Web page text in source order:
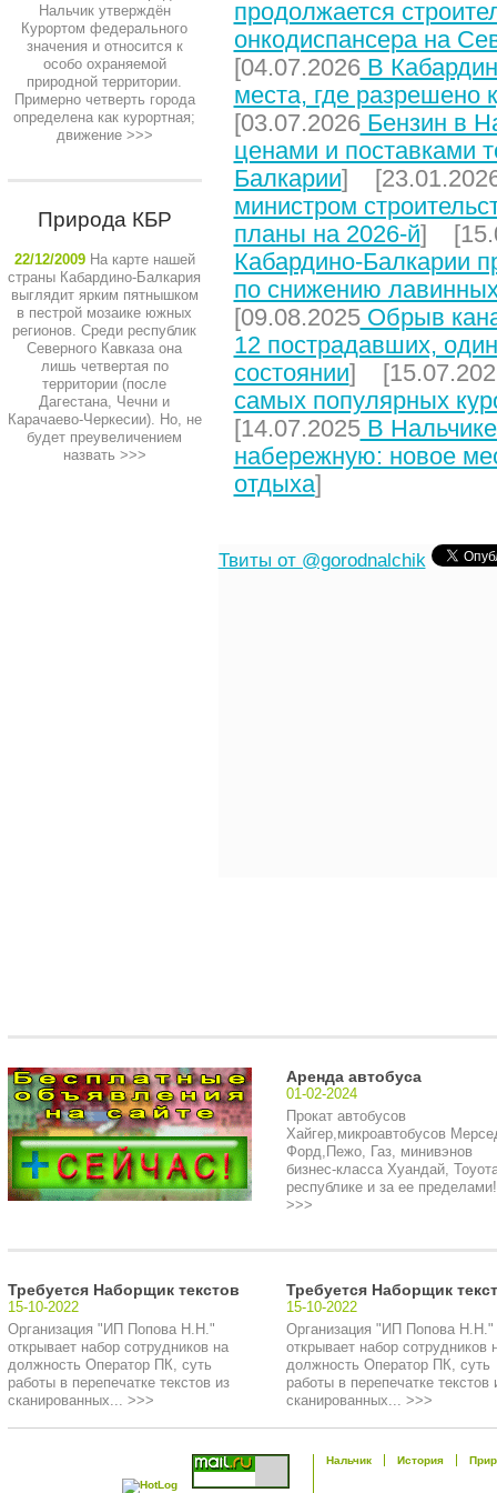
Нальчик утверждён
Курортом федерального
значения и относится к
особо охраняемой
природной территории.
Примерно четверть города
определена как курортная;
движение>>>
Природа КБР
22/12/2009 На карте нашей
страны Кабардино-Балкария
выглядит ярким пятнышком
в пестрой мозаике южных
регионов. Среди республик
Северного Кавказа она
лишь четвертая по
территории (после
Дагестана, Чечни и
Карачаево-Черкесии). Но, не
будет преувеличением
назвать >>>
продолжается
онкодиспансера на
[04.07.2026В
места, где разрешено
[03.07.2026Бензин в
ценами и поставками
Балкарии]
министром
планы на 2026-й]
Кабардино-Балкарии
по снижению
[09.08.2025Обрыв
12 пострадавших,
состоянии]
самых популярных
[14.07.2025В
набережную: новое
отдыха]
Твиты от @gorodnalchik
Аренда автобуса
01-02-2024
Прокат автобусов
Хайгер,микроавтобусов
Форд,Пежо, Газ, минивэнов
бизнес-класса Хуандай,
республике и за ее
>>>
Требуется Наборщик текстов
15-10-2022
Организация "ИП Попова Н.Н."
открывает набор сотрудников на
должность Оператор ПК, суть
работы в перепечатке текстов из
сканированных... >>>
Требуется Наборщик
15-10-2022
Организация "ИП Попова Н.Н."
открывает набор сотрудников
должность Оператор ПК, суть
работы в перепечатке текстов
сканированных... >>>
Нальчик История